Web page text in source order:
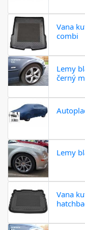
Vana
combi
Lemy
černý
Lemy
Vana